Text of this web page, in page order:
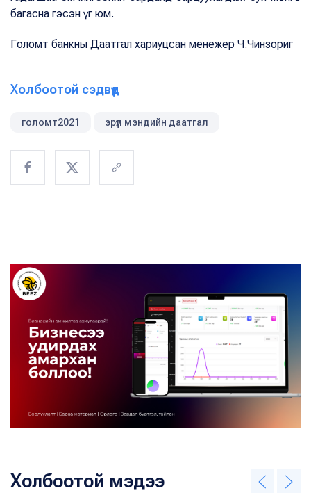
багасна гэсэн үг юм.
Голомт банкны Даатгал хариуцсан менежер Ч.Чинзориг
Холбоотой сэдвүүд
голомт2021 эрүүл мэндийн даатгал
Холбоотой мэдээ